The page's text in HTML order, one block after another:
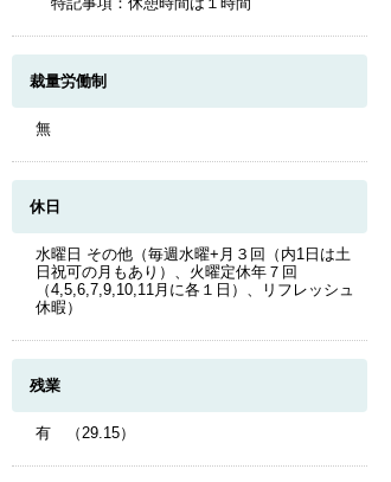
裁量労働制
無
休日
水曜日 その他（毎週水曜+月３回（内1日は土
日祝可の月もあり）、火曜定休年７回
（4,5,6,7,9,10,11月に各１日）、リフレッシュ
休暇）
残業
有 （29.15）